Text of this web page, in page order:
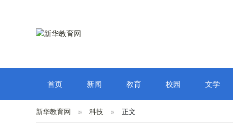
首页 新闻 教育 校园 文学
新华教育网 科技 正文